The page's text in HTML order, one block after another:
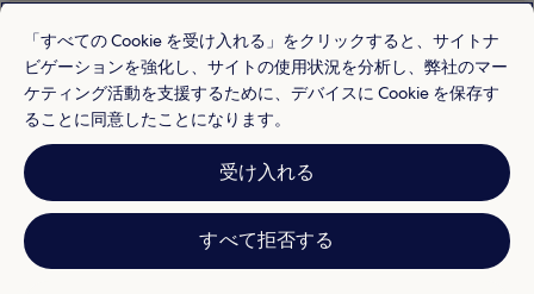
旅行ガイド
Hotels.com リワード
* 一部のホテルは、チェックイン日の 24 時間以上前までにキャンセルす
ることを条件としています。詳細はウェブサイトでご覧ください。
© 2026 Hotels.com, L.P., an Expedia Group company. All rights reserved.
Hotels.com および Hotels.com のロゴは、Hotels.com, L.P. の商標または
「すべての Cookie を受け入れる」をクリックすると、サイトナ
ビゲーションを強化し、サイトの使用状況を分析し、弊社のマー
ケティング活動を支援するために、デバイスに Cookie を保存す
ることに同意したことになります。
受け入れる
すべて拒否する